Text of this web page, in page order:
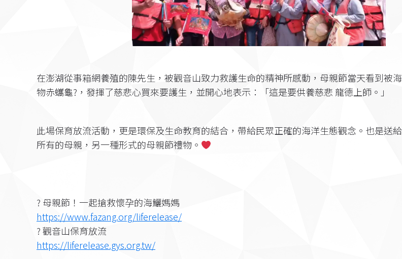
在澎湖從事箱網養殖的陳先生，被觀音山致力救護生命的精神所感動，母親節當天看到被
物赤蠵龜?，發揮了慈悲心買來要護生，並開心地表示：「這是要供養慈悲 龍德上師。」
此場保育放流活動，更是環保及生命教育的結合，帶給民眾正確的海洋生態觀念。也是送
所有的母親，另一種形式的母親節禮物。
? 母親節！一起搶救懷孕的海鱺媽媽
https://www.fazang.org/liferelease/
? 觀音山保育放流
https://liferelease.gys.org.tw/